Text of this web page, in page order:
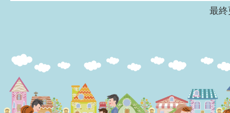
最終